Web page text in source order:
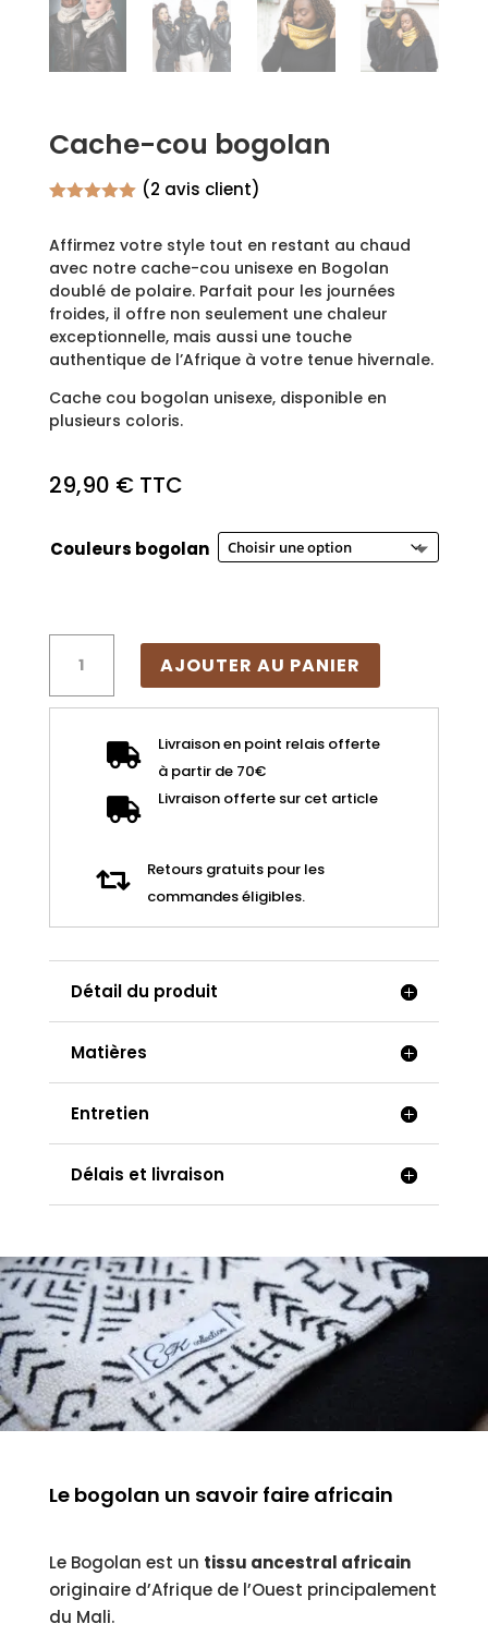
Cache-cou bogolan
basé sur
notations
client
(2 avis client)
Affirmez votre style tout en restant au chaud
avec notre cache-cou unisexe en Bogolan
doublé de polaire. Parfait pour les journées
froides, il offre non seulement une chaleur
exceptionnelle, mais aussi une touche
authentique de l’Afrique à votre tenue hivernale.
Cache cou bogolan unisexe, disponible en
plusieurs coloris.
29,90 € TTC
Couleurs bogolan
Cache-
bogolan
AJOUTER AU PANIER

Livraison en point relais offerte
à partir de 70€
 Livraison offerte sur cet article

Retours gratuits pour les
commandes éligibles.
Détail du produit
Matières
Entretien
Délais et livraison
Le bogolan un savoir faire africain
Le Bogolan est un tissu ancestral africain
originaire d’Afrique de l’Ouest principalement
du Mali.